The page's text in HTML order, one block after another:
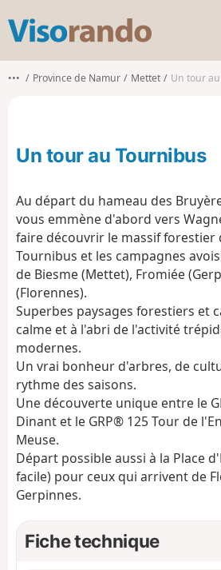
s
o
o
••• Province de Namur Mettet Un tour
Un tour au Tournibus
Au départ du hameau des
vous emmène d'abord vers
faire découvrir le massif forestier
Tournibus et les campagnes
de Biesme (Mettet), Fromiée
(Florennes).
Superbes paysages forestiers et
calme et à l'abri de l'activité
modernes.
Un vrai bonheur d'arbres, de
rythme des saisons.
Une découverte unique entre le
Dinant et le GRP® 125 Tour de
Meuse.
Départ possible aussi à la Place
facile) pour ceux qui arrivent de
Gerpinnes.
Fiche technique